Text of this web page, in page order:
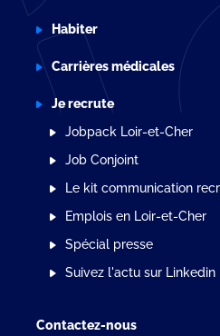
Habiter
Carrières médicales
Je recrute
Jobpack Loir-et-Cher
Job Conjoint
Le kit communication
Emplois en Loir-et-Cher
Spécial presse
Suivez l'actu sur Linkedin
Contactez-nous